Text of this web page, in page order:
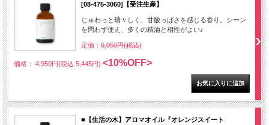
[08-475-3060]【受注生産】
じゅわっと瑞々しく、甘酸っぱさを感じる香り。シーン
を問わず使え、多くの精油と相性がよい♪
定価： 6,050円(税込)
価格： 4,950円(税込 5,445円) <10%OFF>
■【生活の木】アロマオイル『オレンジスイート